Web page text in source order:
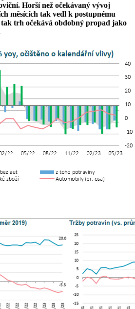
Horší než očekávaný vývoj
měsících tak vedl k postupnému
trh očekává obdobný propad jako